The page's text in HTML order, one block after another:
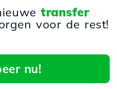
transfer
voor de rest!
nu!